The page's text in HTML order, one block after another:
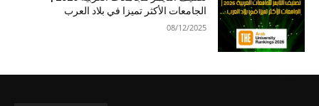
الجامعات الأكثر تميزا في بلاد العرب
08/12/2025